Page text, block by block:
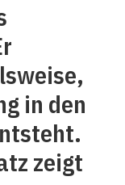
in den
zeigt